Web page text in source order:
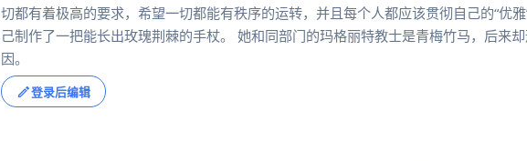
切都有着极高的要求，希望一切都能有秩序的运转，并且每个人都应该贯彻自己的“优
己制作了一把能长出玫瑰荆棘的手杖。 她和同部门的玛格丽特教士是青梅竹马，后来
因。
登录后编辑